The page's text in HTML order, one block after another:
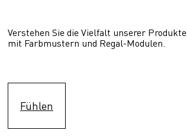
Verstehen Sie die Vielfalt unserer Produkte
mit Farbmustern und Regal-Modulen.
Fühlen